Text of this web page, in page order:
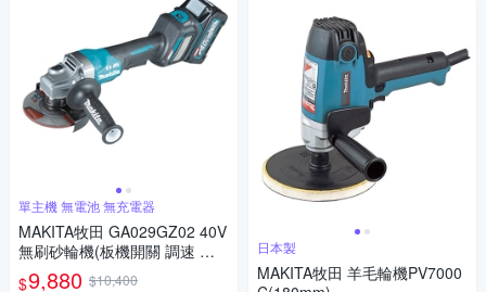
單主機 無電池 無充電器
MAKITA牧田 GA029GZ02 40V
無刷砂輪機(板機開關 調速 煞
車) 125mm(單主機 無電池 無
$9,880 $10,400
日本製
MAKITA牧田 羊毛輪機PV7000